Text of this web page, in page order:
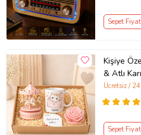
Sepet
Kişiye
& Atlı
Hediye
Ücretsiz /
Sepet